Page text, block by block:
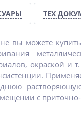
Очиститель матриц
IZHWAX Cleaner
615руб.
820 руб.
ТЕХ
вы можете
окраской и
с